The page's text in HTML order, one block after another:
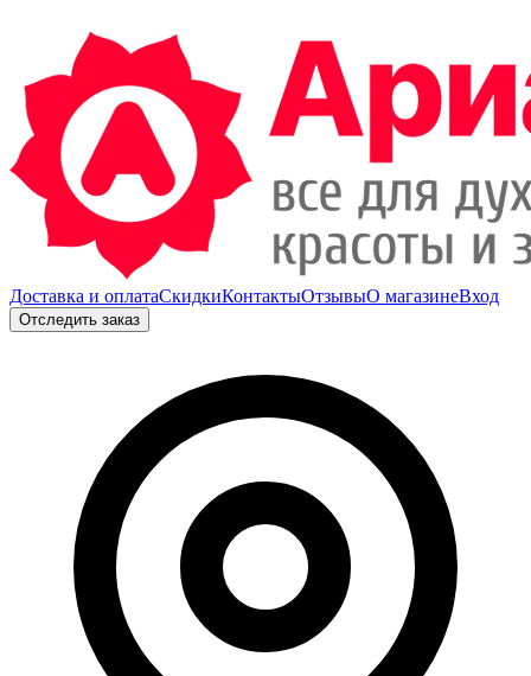
Доставка и оплатаСкидкиКонтактыОтзывыО магазинеВход
Отследить заказ